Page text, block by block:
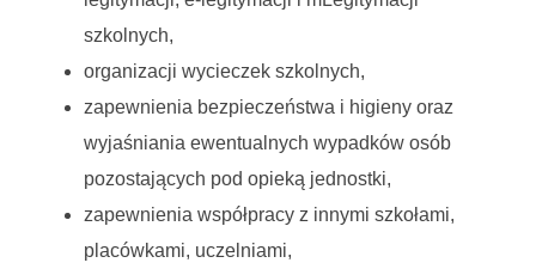
szkolnych,
organizacji wycieczek szkolnych,
zapewnienia bezpieczeństwa i higieny oraz
wyjaśniania ewentualnych wypadków osób
pozostających pod opieką jednostki,
zapewnienia współpracy z innymi szkołami,
placówkami, uczelniami,